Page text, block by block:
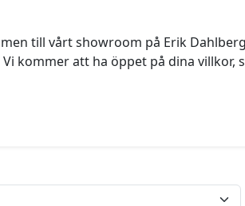
till vårt showroom på Erik
kommer att ha öppet på dina villkor,